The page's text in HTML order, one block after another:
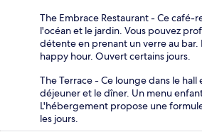
The Embrace Restaurant - Ce café-
l'océan et le jardin. Vous pouvez
détente en prenant un verre au
happy hour. Ouvert certains jours.
The Terrace - Ce lounge dans le
déjeuner et le dîner. Un menu
L'hébergement propose une
les jours.